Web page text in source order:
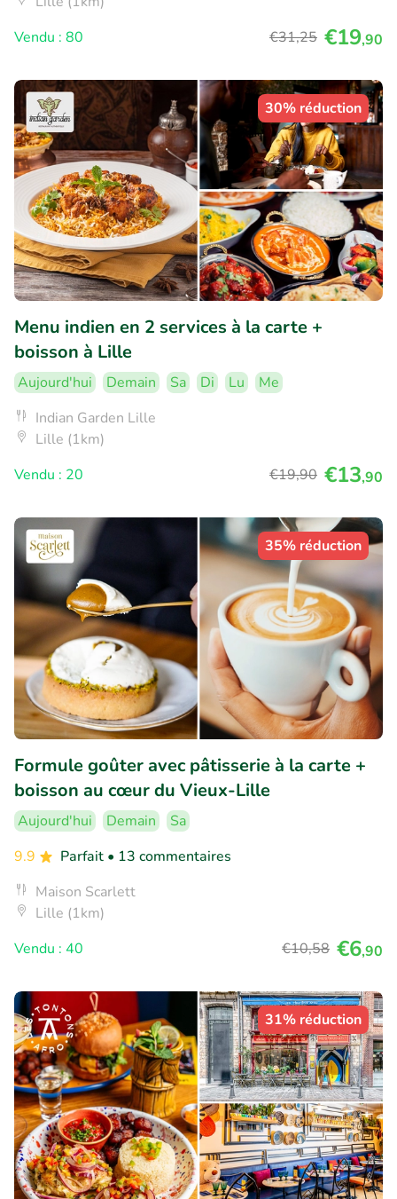
Vendu : 80
€31,25 €19,90
30% réduction
Menu indien en 2 services à la carte +
boisson à Lille
Aujourd'hui Demain Sa Di Lu
Me
Indian Garden Lille
Lille (1km)
Vendu : 20
€19,90 €13,90
35% réduction
Formule goûter avec pâtisserie à la carte +
boisson au cœur du Vieux-Lille
Aujourd'hui Demain
Sa
9.9
Parfait • 13 commentaires
Maison Scarlett
Lille (1km)
Vendu : 40
€10,58 €6,90
31% réduction